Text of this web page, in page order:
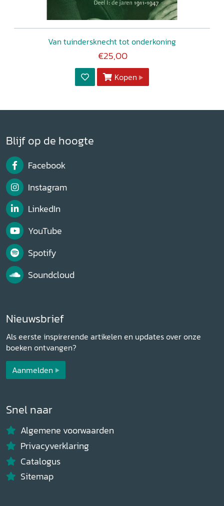
Van tuindersknecht tot onderkoning
€25,00
Kopen
Blijf op de hoogte
Facebook
Instagram
LinkedIn
YouTube
Spotify
Soundcloud
Nieuwsbrief
Als eerste inspirerende artikelen en updates over onze
boeken ontvangen?
Aanmelden
Snel naar
Algemene voorwaarden
Privacyverklaring
Catalogus
Sitemap